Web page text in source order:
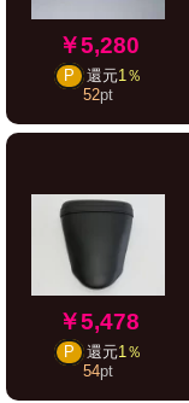
￥5,280
P 還元1％
52pt
￥5,478
P 還元1％
54pt